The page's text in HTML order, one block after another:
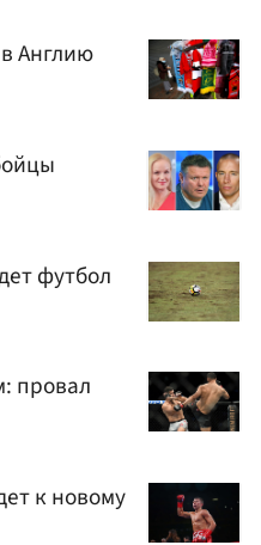
Англию
футбол
провал
к новому